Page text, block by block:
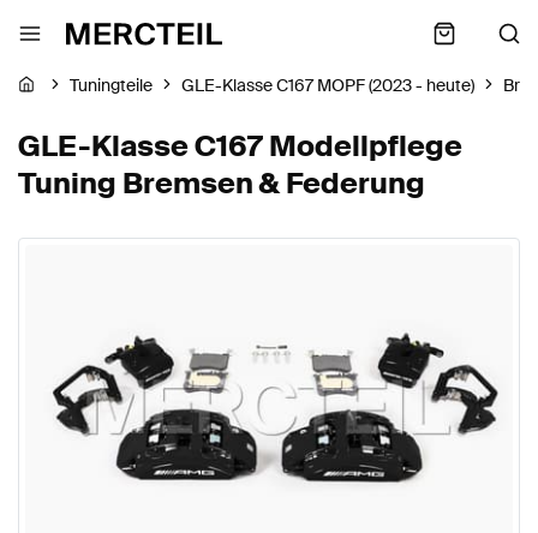
Tuningteile GLE-Klasse C167 MOPF (2023 - heute)
GLE-Klasse C167 Modellpflege
Tuning Bremsen & Federung